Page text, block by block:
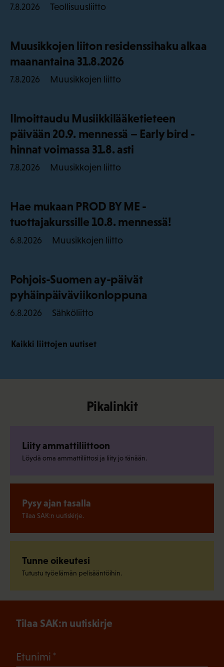
7.8.2026 Teollisuusliitto
Muusikkojen liiton residenssihaku alkaa
maanantaina 31.8.2026
7.8.2026 Muusikkojen liitto
Ilmoittaudu Musiikkilääketieteen
päivään 20.9. mennessä – Early bird -
hinnat voimassa 31.8. asti
7.8.2026 Muusikkojen liitto
Hae mukaan PROD BY ME -
tuottajakurssille 10.8. mennessä!
6.8.2026 Muusikkojen liitto
Pohjois-Suomen ay-päivät
pyhäinpäiväviikonloppuna
6.8.2026 Sähköliitto
Kaikki liittojen uutiset
Pikalinkit
Liity ammattiliittoon
Löydä oma ammattiliittosi ja liity jo tänään.
Pysy ajan tasalla
Tilaa SAK:n uutiskirje.
Tunne oikeutesi
Tutustu työelämän pelisääntöihin.
Tilaa SAK:n uutiskirje
Etunimi